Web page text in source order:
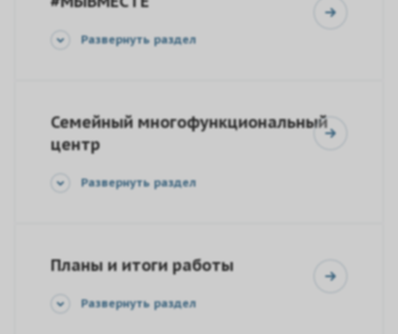
Развернуть раздел
Семейный многофункциональный
центр
Развернуть раздел
Планы и итоги работы
Развернуть раздел